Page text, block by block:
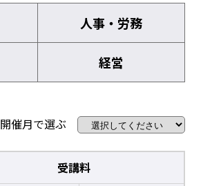
経営
人事・労務
開催月で選ぶ
受講料